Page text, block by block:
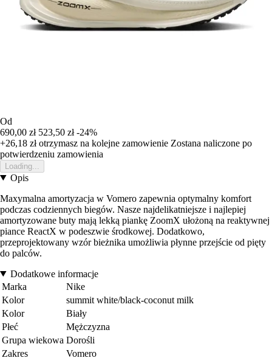
Od
690,00 zł 523,50 zł -24%
+26,18 złotrzymasz na kolejne zamowienie Zostana naliczone po
potwierdzeniu zamowienia
Loading...
Opis
Maxymalna amortyzacja w Vomero zapewnia optymalny komfort
podczas codziennych biegów. Nasze najdelikatniejsze i najlepiej
amortyzowane buty mają lekką piankę ZoomX ułożoną na reaktywnej
piance ReactX w podeszwie środkowej. Dodatkowo,
przeprojektowany wzór bieżnika umożliwia płynne przejście od pięty
do palców.
Dodatkowe informacje
Marka
Nike
Kolor
summit white/black-coconut milk
Kolor
Biały
Płeć
Mężczyzna
Grupa wiekowa Dorośli
Zakres
Vomero